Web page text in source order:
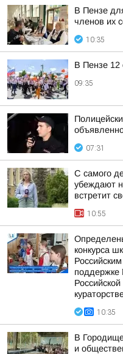
В Пензе
членов их
10:35
В Пензе 12
09:35
07:31
С самого
убеждают
встретит
10:55
конкурса
поддержке
10:35
В
и